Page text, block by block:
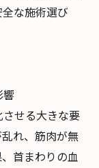
な施術選び
響
せる大きな要
れ、筋肉が無
首まわりの血